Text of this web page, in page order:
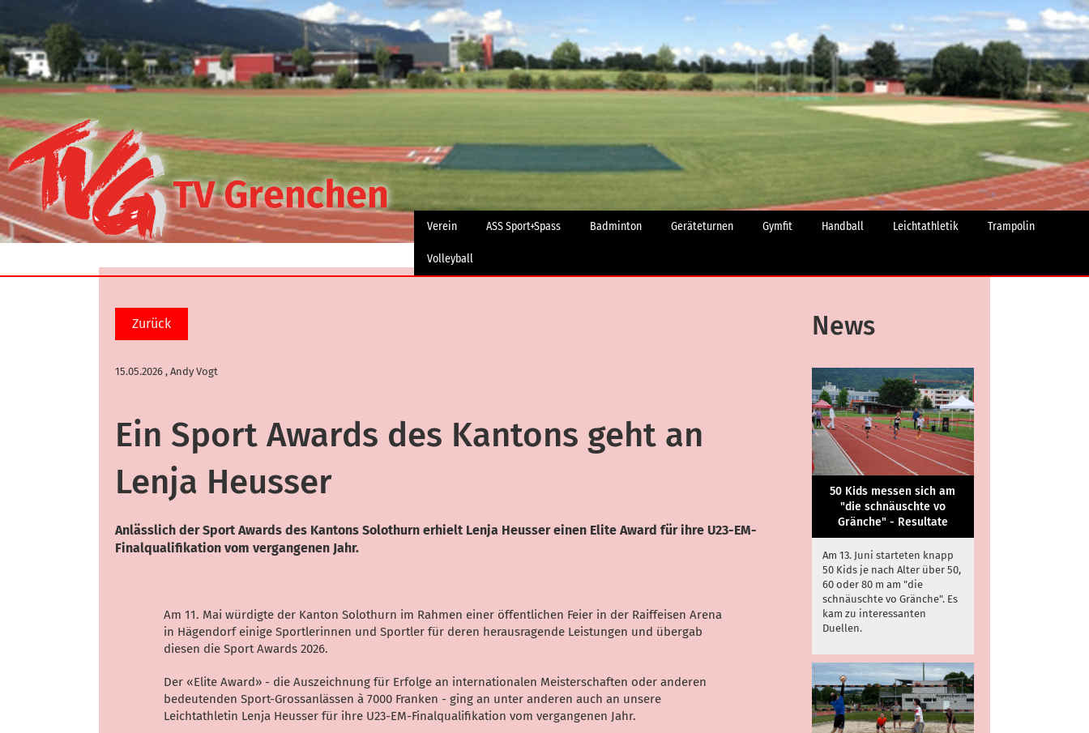
Verein ASS Sport+Spass Badminton Geräteturnen Gymfit Handball Leichtathletik Trampolin
Volleyball
Zurück
15.05.2026 , Andy Vogt
Ein Sport Awards des Kantons geht an
Lenja Heusser
Anlässlich der Sport Awards des Kantons Solothurn erhielt Lenja Heusser einen Elite Award für ihre U23-EM-
Finalqualifikation vom vergangenen Jahr.
Am 11. Mai würdigte der Kanton Solothurn im Rahmen einer öffentlichen Feier in der Raiffeisen Arena
in Hägendorf einige Sportlerinnen und Sportler für deren herausragende Leistungen und übergab
diesen die Sport Awards 2026.
Der «Elite Award» - die Auszeichnung für Erfolge an internationalen Meisterschaften oder anderen
bedeutenden Sport-Grossanlässen à 7000 Franken - ging an unter anderen auch an unsere
Leichtathletin Lenja Heusser für ihre U23-EM-Finalqualifikation vom vergangenen Jahr.
News
50 Kids messen sich am
"die schnäuschte vo
Gränche" - Resultate
Am 13. Juni starteten knapp
50 Kids je nach Alter über 50,
60 oder 80 m am "die
schnäuschte vo Gränche". Es
kam zu interessanten
Duellen.